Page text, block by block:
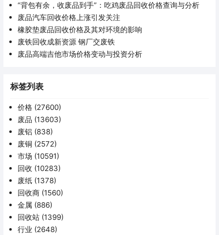
“背包有余，收废品到手”：吃鸡废品回收价格查询与分析
废品汽车回收价格上涨引发关注
橡胶垫废品回收价格及其对环境的影响
废铁回收成新资源 钢厂交废铁
废品高端吉他市场价格变动与投资分析
标签列表
价格 (27600)
废品 (13603)
废铝 (838)
废铜 (2572)
市场 (10591)
回收 (10283)
废纸 (1378)
回收商 (1560)
金属 (886)
回收站 (1399)
行业 (2648)